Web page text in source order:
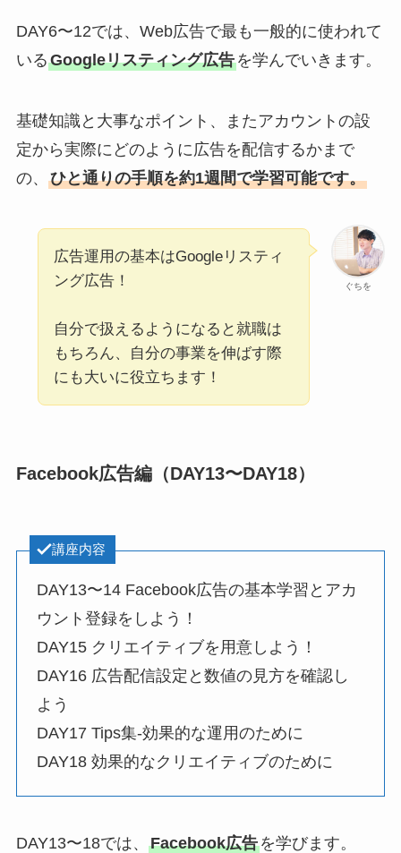
DAY6〜12では、Web広告で最も一般的に使われて
いるGoogleリスティング広告を学んでいきます。
基礎知識と大事なポイント、またアカウントの設
定から実際にどのように広告を配信するかまで
の、 ひと通りの手順を約1週間で学習可能です。
ぐちを
広告運用の基本はGoogleリスティ
ング広告！
自分で扱えるようになると就職は
もちろん、自分の事業を伸ばす際
にも大いに役立ちます！
Facebook広告編（DAY13〜DAY18）
講座内容
DAY13〜14 Facebook広告の基本学習とアカ
ウント登録をしよう！
DAY15 クリエイティブを用意しよう！
DAY16 広告配信設定と数値の見方を確認し
よう
DAY17 Tips集-効果的な運用のために
DAY18 効果的なクリエイティブのために
DAY13〜18では、 Facebook広告を学びます。